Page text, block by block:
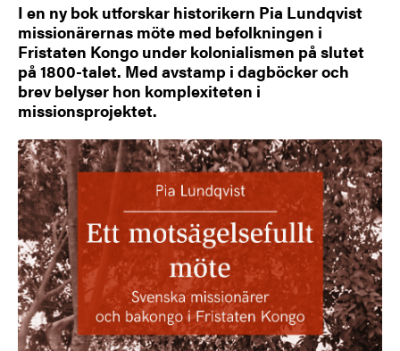
I en ny bok utforskar historikern Pia Lundqvist
missionärernas möte med befolkningen i
Fristaten Kongo under kolonialismen på slutet
på 1800-talet. Med avstamp i dagböcker och
brev belyser hon komplexiteten i
missionsprojektet.